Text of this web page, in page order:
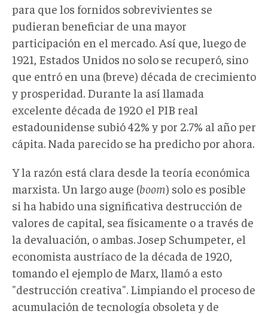
para que los fornidos sobrevivientes se
pudieran beneficiar de una mayor
participación en el mercado. Así que, luego de
1921, Estados Unidos no solo se recuperó, sino
que entró en una (breve) década de crecimiento
y prosperidad. Durante la así llamada
excelente década de 1920 el PIB real
estadounidense subió 42% y por 2.7% al año per
cápita. Nada parecido se ha predicho por ahora.
Y la razón está clara desde la teoría económica
marxista. Un largo auge (boom) solo es posible
si ha habido una significativa destrucción de
valores de capital, sea físicamente o a través de
la devaluación, o ambas. Josep Schumpeter, el
economista austríaco de la década de 1920,
tomando el ejemplo de Marx, llamó a esto
"destrucción creativa". Limpiando el proceso de
acumulación de tecnología obsoleta y de